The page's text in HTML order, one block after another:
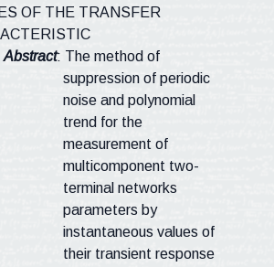
OF THE TRANSFER
Abstract: Themethod of
suppression of periodic
noise and polynomial
trend for the
measurement of
multicomponent two-
terminal networks
parameters by
instantaneous values of
their transient response